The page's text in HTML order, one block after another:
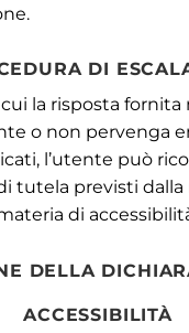
DI
la risposta fornita
o non pervenga
l’utente può
tutela previsti dalla
di
DELLA
ACCESSIBILITÀ